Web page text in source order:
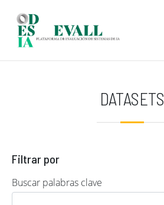
DATASETS
Filtrar por
Buscar palabras clave